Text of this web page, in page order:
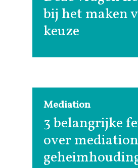
bij het maken
keuze
Mediation
3 belangrijke
over